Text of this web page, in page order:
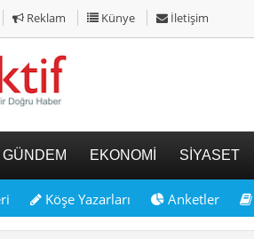
Reklam Künye İletişim
GÜNDEM EKONOMİ SİYASET
Köşe Yazarları Anketler